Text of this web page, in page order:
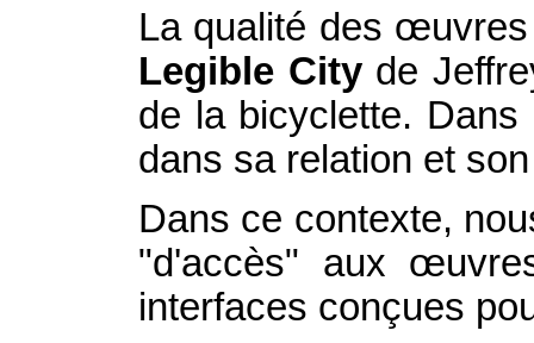
La qualité des
Legible Cityde
de la bicyclette.
dans sa relation et
Dans ce contexte,
"d'accès" aux
interfaces conçues